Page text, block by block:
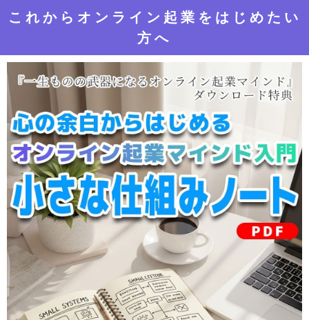
これからオンライン起業をはじめたい
方へ